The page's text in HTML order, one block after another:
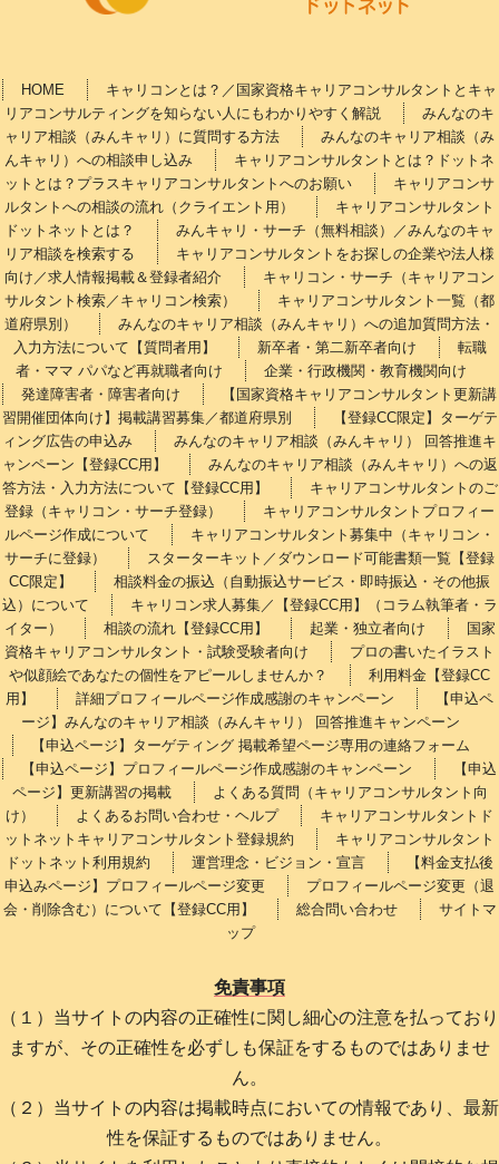
HOME
キャリコンとは？／国家資格キャリアコンサルタントとキャ
リアコンサルティングを知らない人にもわかりやすく解説
みんなのキ
ャリア相談（みんキャリ）に質問する方法
みんなのキャリア相談（み
んキャリ）への相談申し込み
キャリアコンサルタントとは？ドットネ
ットとは？プラスキャリアコンサルタントへのお願い
キャリアコンサ
ルタントへの相談の流れ（クライエント用）
キャリアコンサルタント
ドットネットとは？
みんキャリ・サーチ（無料相談）／みんなのキャ
リア相談を検索する
キャリアコンサルタントをお探しの企業や法人様
向け／求人情報掲載＆登録者紹介
キャリコン・サーチ（キャリアコン
サルタント検索／キャリコン検索）
キャリアコンサルタント一覧（都
道府県別）
みんなのキャリア相談（みんキャリ）への追加質問方法・
入力方法について【質問者用】
新卒者・第二新卒者向け
転職
者・ママ パパなど再就職者向け
企業・行政機関・教育機関向け
発達障害者・障害者向け
【国家資格キャリアコンサルタント更新講
習開催団体向け】掲載講習募集／都道府県別
【登録CC限定】ターゲテ
ィング広告の申込み
みんなのキャリア相談（みんキャリ） 回答推進キ
ャンペーン【登録CC用】
みんなのキャリア相談（みんキャリ）への返
答方法・入力方法について【登録CC用】
キャリアコンサルタントのご
登録（キャリコン・サーチ登録）
キャリアコンサルタントプロフィー
ルページ作成について
キャリアコンサルタント募集中（キャリコン・
サーチに登録）
スターターキット／ダウンロード可能書類一覧【登録
CC限定】
相談料金の振込（自動振込サービス・即時振込・その他振
込）について
キャリコン求人募集／【登録CC用】（コラム執筆者・ラ
イター）
相談の流れ【登録CC用】 起業・独立者向け
国家
資格キャリアコンサルタント・試験受験者向け
プロの書いたイラスト
や似顔絵であなたの個性をアピールしませんか？
利用料金【登録CC
用】
詳細プロフィールページ作成感謝のキャンペーン
【申込ペ
ージ】みんなのキャリア相談（みんキャリ） 回答推進キャンペーン
【申込ページ】ターゲティング 掲載希望ページ専用の連絡フォーム
【申込ページ】プロフィールページ作成感謝のキャンペーン
【申込
ページ】更新講習の掲載
よくある質問（キャリアコンサルタント向
け）
よくあるお問い合わせ・ヘルプ
キャリアコンサルタントド
ットネットキャリアコンサルタント登録規約
キャリアコンサルタント
ドットネット利用規約
運営理念・ビジョン・宣言
【料金支払後
申込みページ】プロフィールページ変更
プロフィールページ変更（退
会・削除含む）について【登録CC用】
総合問い合わせ
サイトマ
ップ
免責事項
（１）当サイトの内容の正確性に関し細心の注意を払っており
ますが、その正確性を必ずしも保証をするものではありませ
ん。
（２）当サイトの内容は掲載時点においての情報であり、最新
性を保証するものではありません。